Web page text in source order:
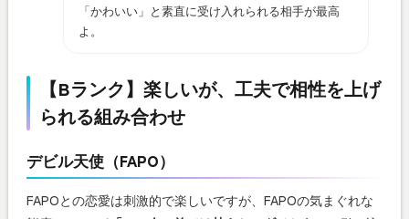
「かわいい」と素直に受け入れられる相手が最高
よ。
【Bランク】楽しいが、工夫で相性を上げ
られる組み合わせ
デビル天使（FAPO）
FAPOとの恋愛は刺激的で楽しいですが、FAPOの気まぐれな